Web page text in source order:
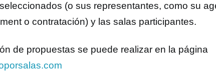
(o sus representantes, como su
o contratación) y las salas participantes.
de propuestas se puede realizar en la página